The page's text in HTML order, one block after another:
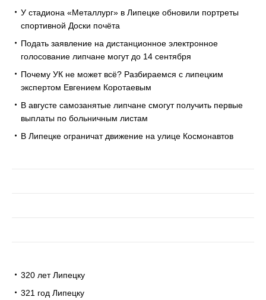
У стадиона «Металлург» в Липецке обновили портреты
спортивной Доски почёта
Подать заявление на дистанционное электронное
голосование липчане могут до 14 сентября
Почему УК не может всё? Разбираемся с липецким
экспертом Евгением Коротаевым
В августе самозанятые липчане смогут получить первые
выплаты по больничным листам
В Липецке ограничат движение на улице Космонавтов
320 лет Липецку
321 год Липецку